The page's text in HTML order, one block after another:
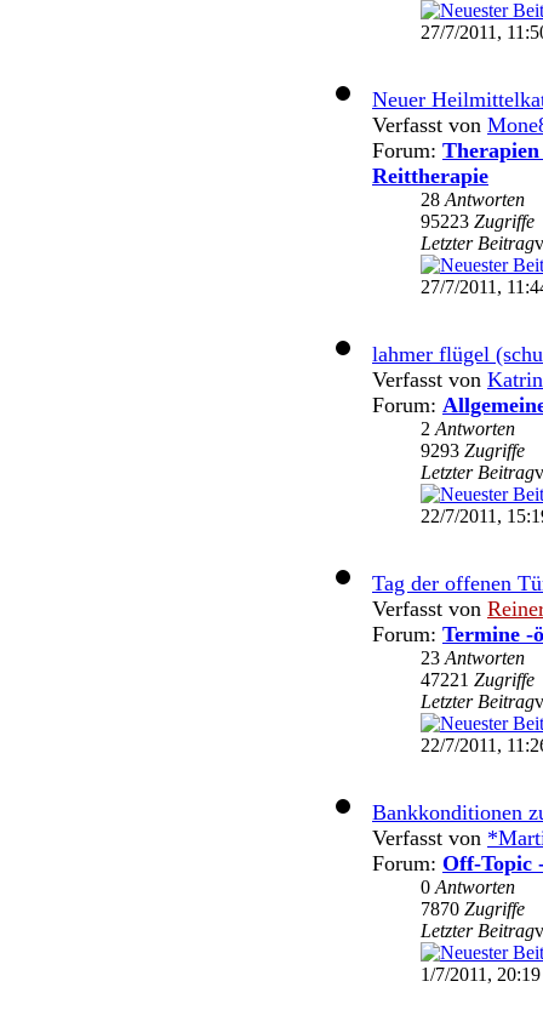
27/7/2011,
Neuer
Verfasst von
Forum:
Reittherapie
28 Antworten
95223 Zugriffe
Letzter Beitrag
27/7/2011,
lahmer flügel
Verfasst von
Forum:
2 Antworten
9293 Zugriffe
Letzter Beitrag
22/7/2011,
Tag der offenen
Verfasst von
Forum: Termine -
23 Antworten
47221 Zugriffe
Letzter Beitrag
22/7/2011,
Bankkonditionen
Verfasst von
Forum: Off-Topic
0 Antworten
7870 Zugriffe
Letzter Beitrag
1/7/2011, 20:19